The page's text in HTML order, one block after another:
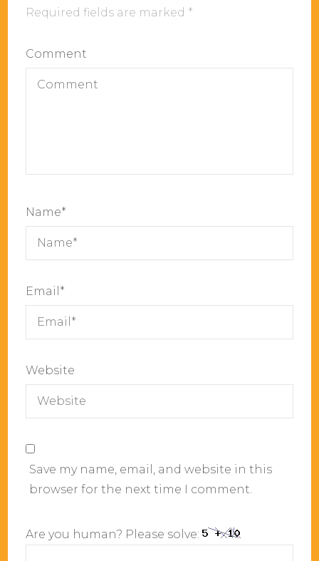
Required fields are marked *
Comment
Name*
Email *
Website
Save my name, email, and website in this
browser for the next time I comment.
Are you human? Please solve: